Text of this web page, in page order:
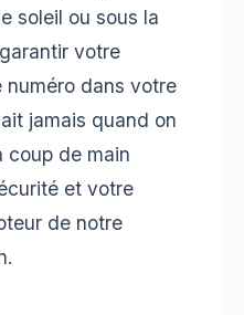
soleil ou sous la
votre
numéro dans votre
jamais quand on
coup de main
et votre
de notre